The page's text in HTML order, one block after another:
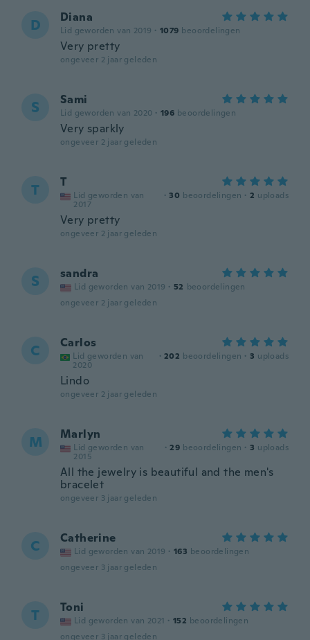
D Diana
Lid geworden van 2019 · 1079 beoordelingen
Very pretty
ongeveer 2 jaar geleden
S Sami
Lid geworden van 2020 · 196 beoordelingen
Very sparkly
ongeveer 2 jaar geleden
T T
Lid geworden van
2017
· 30 beoordelingen · 2 uploads
Very pretty
ongeveer 2 jaar geleden
S sandra
Lid geworden van 2019 · 52 beoordelingen
ongeveer 2 jaar geleden
C Carlos
Lid geworden van
2020
· 202 beoordelingen · 3 uploads
Lindo
ongeveer 2 jaar geleden
M Marlyn
Lid geworden van
2015
· 29 beoordelingen · 3 uploads
All the jewelry is beautiful and the men's
bracelet
ongeveer 3 jaar geleden
C Catherine
Lid geworden van 2019 · 163 beoordelingen
ongeveer 3 jaar geleden
T Toni
Lid geworden van 2021 · 152 beoordelingen
ongeveer 3 jaar geleden